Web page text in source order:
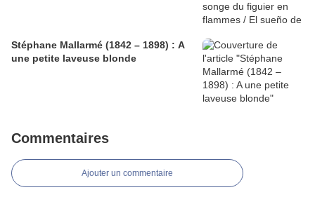
Stéphane Mallarmé (1842 – 1898) : A
une petite laveuse blonde
Commentaires
Ajouter un commentaire